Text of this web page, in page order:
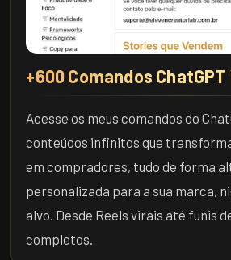
+600 Comandos
Acesse os meus comandos do
conteúdos infinitos que
em compradores, tudo de forma
personalizada para a sua marca,
alvo. Desde Reels virais até funis
completos.